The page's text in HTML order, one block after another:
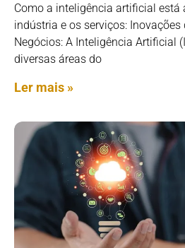
Como a inteligência artificial está
indústria e os serviços:
Negócios: A Inteligência Artificial
diversas áreas do
Ler mais »